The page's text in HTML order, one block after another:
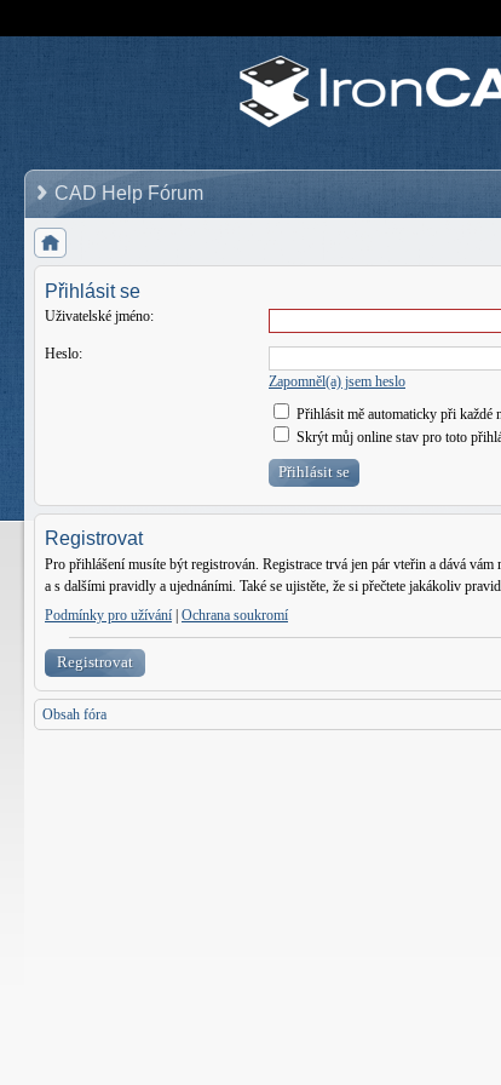
CAD Help Fórum
Přihlásit se
Uživatelské jméno:
Heslo:
Zapomněl(a) jsem heslo
Přihlásit mě automaticky při každé
Skrýt můj online stav pro toto
Registrovat
Pro přihlášení musíte být registrován. Registrace trvá jen pár vteřin a dává
a s dalšími pravidly a ujednáními. Také se ujistěte, že si přečtete jakákoliv
Podmínky pro užívání Ochrana soukromí
Registrovat
Obsah fóra